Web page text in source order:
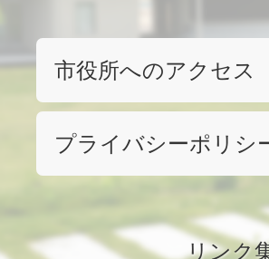
市役所へのアクセス
プライバシーポリシ
リンク